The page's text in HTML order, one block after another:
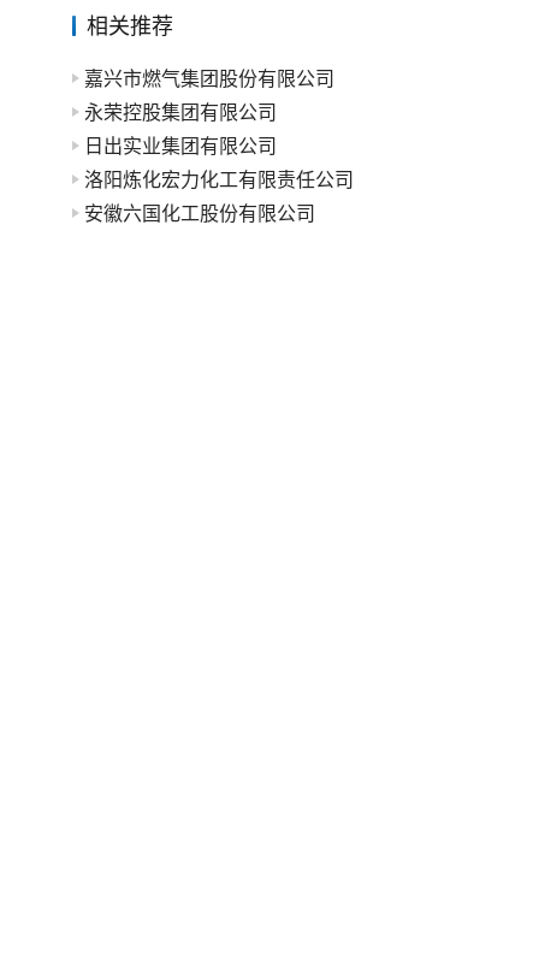
相关推荐
嘉兴市燃气集团股份有限公司
永荣控股集团有限公司
日出实业集团有限公司
洛阳炼化宏力化工有限责任公司
安徽六国化工股份有限公司